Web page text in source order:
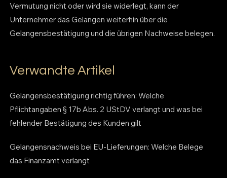
Vermutung nicht oder wird sie widerlegt, kann der
Unternehmer das Gelangen weiterhin über die
Gelangensbestätigung und die übrigen Nachweise belegen.
Verwandte Artikel
Gelangensbestätigung richtig führen: Welche
Pflichtangaben § 17b Abs. 2 UStDV verlangt und was bei
fehlender Bestätigung des Kunden gilt
Gelangensnachweis bei EU-Lieferungen: Welche Belege
das Finanzamt verlangt